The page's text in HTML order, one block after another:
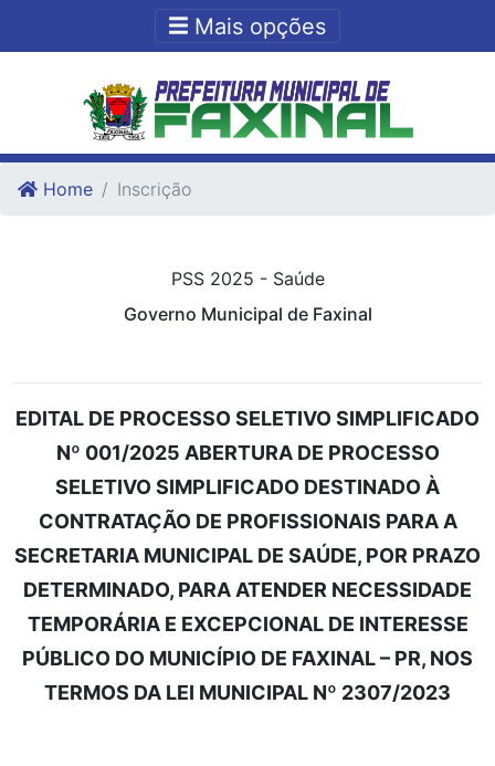
Ir para o fim do conteudo
Mais opções
Home Inscrição
PSS 2025 - Saúde
Governo Municipal de Faxinal
EDITAL DE PROCESSO SELETIVO SIMPLIFICADO
Nº 001/2025 ABERTURA DE PROCESSO
SELETIVO SIMPLIFICADO DESTINADO À
CONTRATAÇÃO DE PROFISSIONAIS PARA A
SECRETARIA MUNICIPAL DE SAÚDE, POR PRAZO
DETERMINADO, PARA ATENDER NECESSIDADE
TEMPORÁRIA E EXCEPCIONAL DE INTERESSE
PÚBLICO DO MUNICÍPIO DE FAXINAL – PR, NOS
TERMOS DA LEI MUNICIPAL Nº 2307/2023